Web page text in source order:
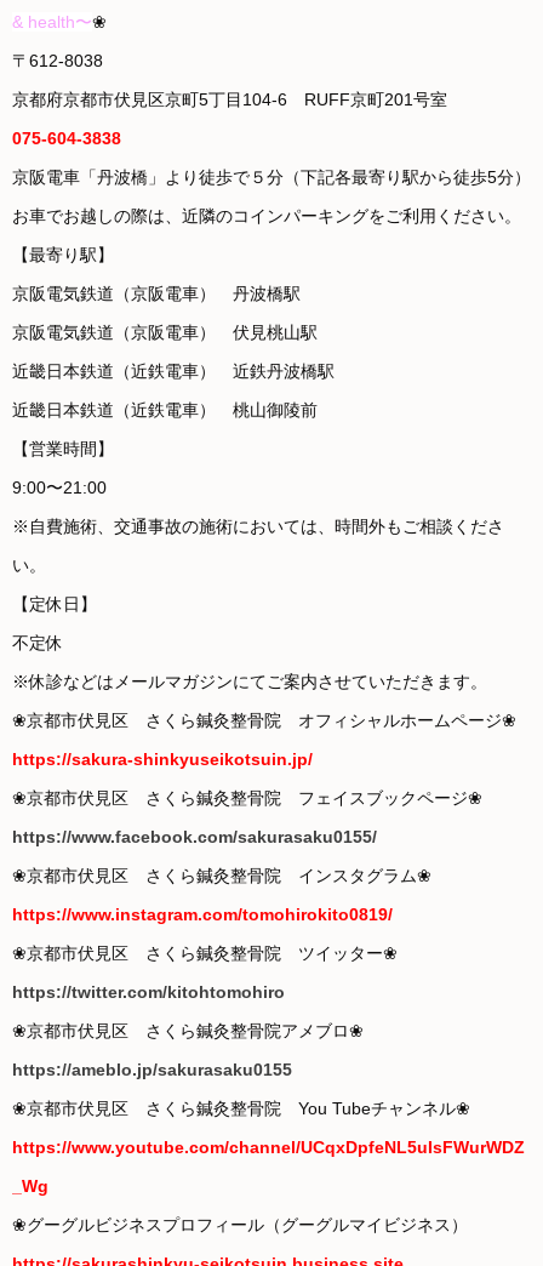
& health〜❀
〒612-8038
京都府京都市伏見区京町5丁目104-6 RUFF京町201号室
075-604-3838
京阪電車「丹波橋」より徒歩で５分（下記各最寄り駅から徒歩5分）
お車でお越しの際は、近隣のコインパーキングをご利用ください。
【最寄り駅】
京阪電気鉄道（京阪電車） 丹波橋駅
京阪電気鉄道（京阪電車） 伏見桃山駅
近畿日本鉄道（近鉄電車） 近鉄丹波橋駅
近畿日本鉄道（近鉄電車） 桃山御陵前
【営業時間】
9:00〜21:00
※自費施術、交通事故の施術においては、時間外もご相談くださ
い。
【定休日】
不定休
※休診などはメールマガジンにてご案内させていただきます。
❀京都市伏見区 さくら鍼灸整骨院 オフィシャルホームページ❀
https://sakura-shinkyuseikotsuin.jp/
❀京都市伏見区 さくら鍼灸整骨院 フェイスブックページ❀
https://www.facebook.com/sakurasaku0155/
❀京都市伏見区 さくら鍼灸整骨院 インスタグラム❀
https://www.instagram.com/tomohirokito0819/
❀京都市伏見区 さくら鍼灸整骨院 ツイッター❀
https://twitter.com/kitohtomohiro
❀京都市伏見区 さくら鍼灸整骨院アメブロ❀
https://ameblo.jp/sakurasaku0155
❀京都市伏見区 さくら鍼灸整骨院 You Tubeチャンネル❀
https://www.youtube.com/channel/UCqxDpfeNL5uIsFWurWDZ
_Wg
❀グーグルビジネスプロフィール（グーグルマイビジネス）